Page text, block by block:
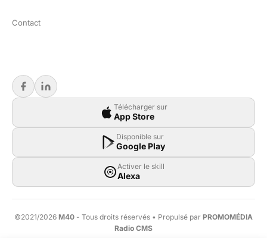
Contact
Télécharger sur
App Store
Disponible sur
Google Play
Activer le skill
Alexa
©2021/2026 M40 - Tous droits réservés • Propulsé par PROMOMÉDIA
Radio CMS